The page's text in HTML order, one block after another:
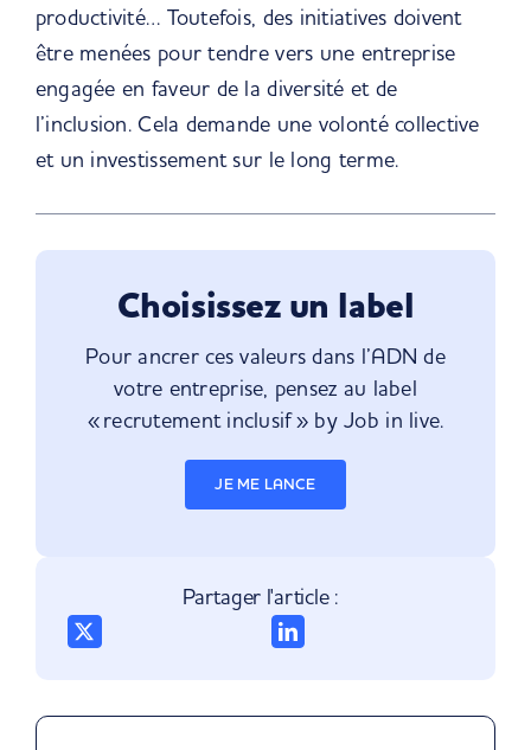
productivité… Toutefois, des initiatives doivent
être menées pour tendre vers une entreprise
engagée en faveur de la diversité et de
l’inclusion. Cela demande une volonté collective
et un investissement sur le long terme.
Choisissez un label
Pour ancrer ces valeurs dans l’ADN de
votre entreprise, pensez au label
« recrutement inclusif » by Job in live.
JE ME LANCE
Partager l'article :